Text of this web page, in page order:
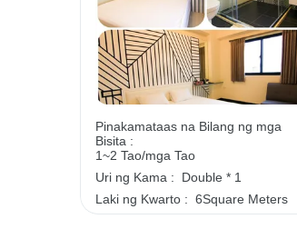
Pinakamataas na Bilang ng mga
Bisita :
1~2 Tao/mga Tao
Uri ng Kama :
Double * 1
Laki ng Kwarto : 6Square Meters